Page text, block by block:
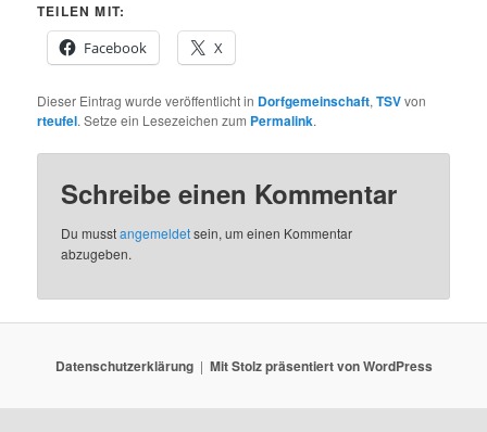
TEILEN MIT:
Facebook
X
Dieser Eintrag wurde veröffentlicht in Dorfgemeinschaft,TSVvon
rteufel. Setze ein Lesezeichen zum Permalink.
Schreibe einen Kommentar
Du musstangemeldetsein, um einen Kommentar
abzugeben.
Datenschutzerklärung Mit Stolz präsentiert von WordPress